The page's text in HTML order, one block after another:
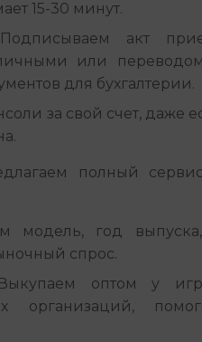
15-30 минут.
акт
или
для бухгалтерии.
за свой счет, даже
полный
модель, год выпуска,
спрос.
оптом у
организаций,